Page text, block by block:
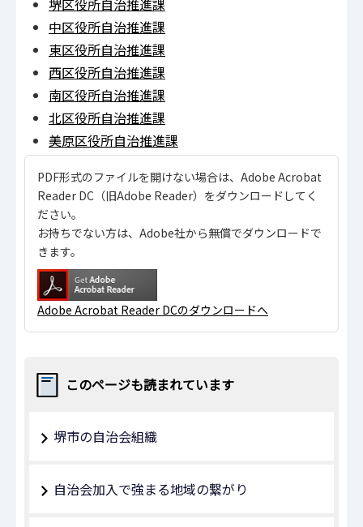
堺区役所自治推進課
中区役所自治推進課
東区役所自治推進課
西区役所自治推進課
南区役所自治推進課
北区役所自治推進課
美原区役所自治推進課
PDF形式のファイルを開けない場合は、Adobe Acrobat
Reader DC（旧Adobe Reader）をダウンロードしてく
ださい。
お持ちでない方は、Adobe社から無償でダウンロードで
きます。
Adobe Acrobat Reader DCのダウンロードへ
このページも読まれています
堺市の自治会組織
自治会加入で強まる地域の繋がり